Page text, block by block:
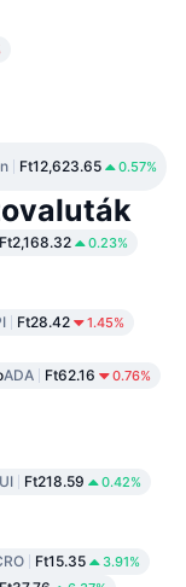
Ft12,623.65 0.57%
Ft2,168.32 0.23%
Ft28.42 1.45%
ADA Ft62.16 0.76%
Ft218.59 0.42%
Ft15.35 3.91%